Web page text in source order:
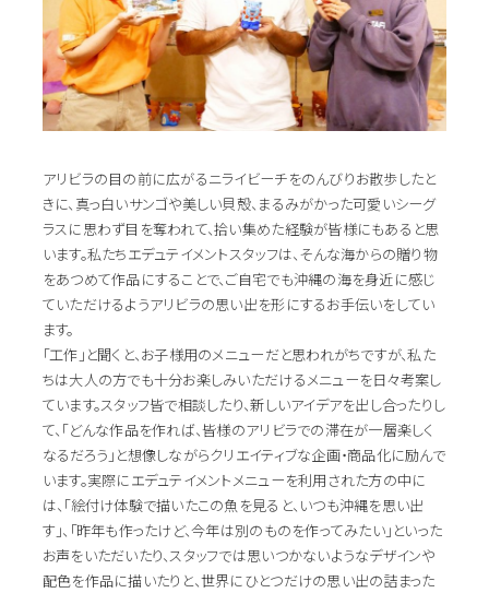
アリビラの目の前に広がるニライビーチをのんびりお散歩したと
きに、真っ白いサンゴや美しい貝殻、まるみがかった可愛いシーグ
ラスに思わず目を奪われて、拾い集めた経験が皆様にもあると思
います。私たちエデュテイメントスタッフは、そんな海からの贈り物
をあつめて作品にすることで、ご自宅でも沖縄の海を身近に感じ
ていただけるようアリビラの思い出を形にするお手伝いをしてい
ます。
「工作」と聞くと、お子様用のメニューだと思われがちですが、私た
ちは大人の方でも十分お楽しみいただけるメニューを日々考案し
ています。スタッフ皆で相談したり、新しいアイデアを出し合ったりし
て、「どんな作品を作れば、皆様のアリビラでの滞在が一層楽しく
なるだろう」と想像しながらクリエイティブな企画・商品化に励んで
います。実際にエデュテイメントメニューを利用された方の中に
は、「絵付け体験で描いたこの魚を見ると、いつも沖縄を思い出
す」、「昨年も作ったけど、今年は別のものを作ってみたい」といった
お声をいただいたり、スタッフでは思いつかないようなデザインや
配色を作品に描いたりと、世界にひとつだけの思い出の詰まった